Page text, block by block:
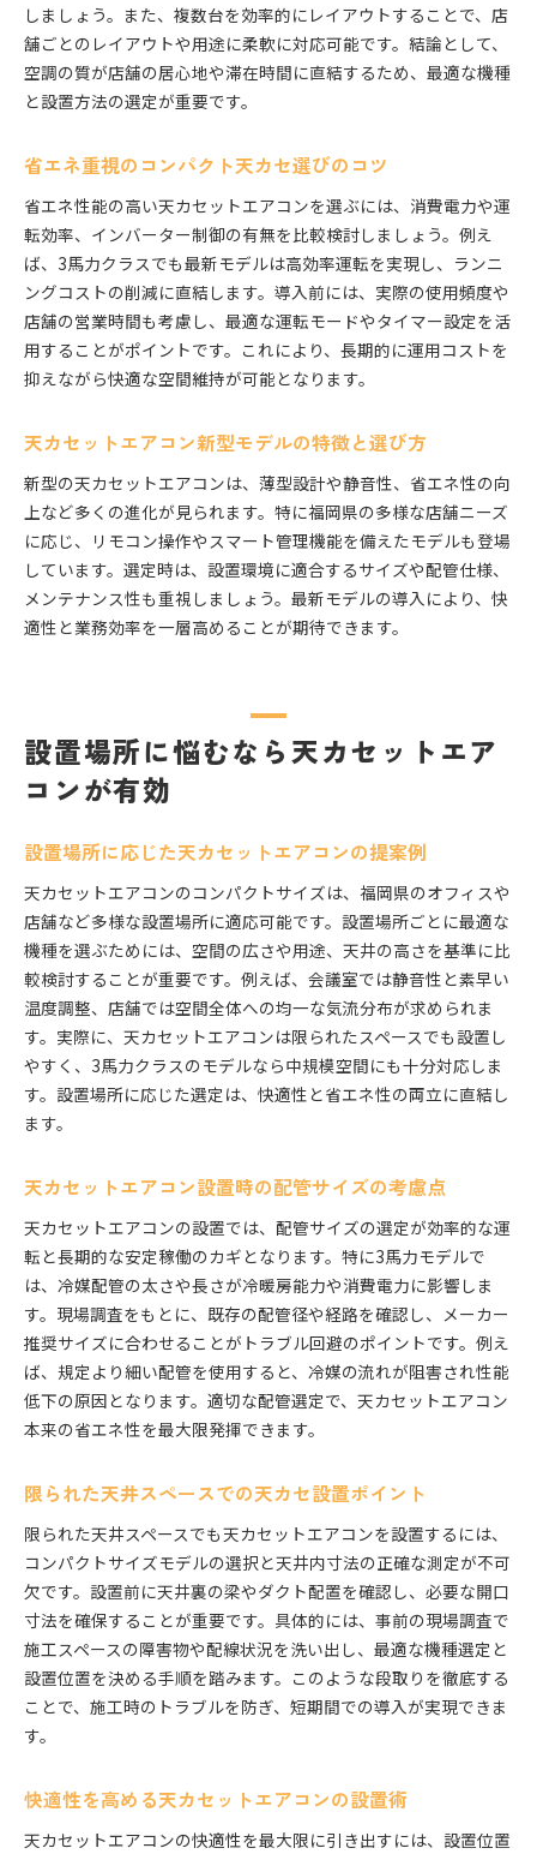
しましょう。また、複数台を効率的にレイアウトすることで、店
舗ごとのレイアウトや用途に柔軟に対応可能です。結論として、
空調の質が店舗の居心地や滞在時間に直結するため、最適な機種
と設置方法の選定が重要です。
省エネ重視のコンパクト天カセ選びのコツ
省エネ性能の高い天カセットエアコンを選ぶには、消費電力や運
転効率、インバーター制御の有無を比較検討しましょう。例え
ば、3馬力クラスでも最新モデルは高効率運転を実現し、ランニ
ングコストの削減に直結します。導入前には、実際の使用頻度や
店舗の営業時間も考慮し、最適な運転モードやタイマー設定を活
用することがポイントです。これにより、長期的に運用コストを
抑えながら快適な空間維持が可能となります。
天カセットエアコン新型モデルの特徴と選び方
新型の天カセットエアコンは、薄型設計や静音性、省エネ性の向
上など多くの進化が見られます。特に福岡県の多様な店舗ニーズ
に応じ、リモコン操作やスマート管理機能を備えたモデルも登場
しています。選定時は、設置環境に適合するサイズや配管仕様、
メンテナンス性も重視しましょう。最新モデルの導入により、快
適性と業務効率を一層高めることが期待できます。
設置場所に悩むなら天カセットエア
コンが有効
設置場所に応じた天カセットエアコンの提案例
天カセットエアコンのコンパクトサイズは、福岡県のオフィスや
店舗など多様な設置場所に適応可能です。設置場所ごとに最適な
機種を選ぶためには、空間の広さや用途、天井の高さを基準に比
較検討することが重要です。例えば、会議室では静音性と素早い
温度調整、店舗では空間全体への均一な気流分布が求められま
す。実際に、天カセットエアコンは限られたスペースでも設置し
やすく、3馬力クラスのモデルなら中規模空間にも十分対応しま
す。設置場所に応じた選定は、快適性と省エネ性の両立に直結し
ます。
天カセットエアコン設置時の配管サイズの考慮点
天カセットエアコンの設置では、配管サイズの選定が効率的な運
転と長期的な安定稼働のカギとなります。特に3馬力モデルで
は、冷媒配管の太さや長さが冷暖房能力や消費電力に影響しま
す。現場調査をもとに、既存の配管径や経路を確認し、メーカー
推奨サイズに合わせることがトラブル回避のポイントです。例え
ば、規定より細い配管を使用すると、冷媒の流れが阻害され性能
低下の原因となります。適切な配管選定で、天カセットエアコン
本来の省エネ性を最大限発揮できます。
限られた天井スペースでの天カセ設置ポイント
限られた天井スペースでも天カセットエアコンを設置するには、
コンパクトサイズモデルの選択と天井内寸法の正確な測定が不可
欠です。設置前に天井裏の梁やダクト配置を確認し、必要な開口
寸法を確保することが重要です。具体的には、事前の現場調査で
施工スペースの障害物や配線状況を洗い出し、最適な機種選定と
設置位置を決める手順を踏みます。このような段取りを徹底する
ことで、施工時のトラブルを防ぎ、短期間での導入が実現できま
す。
快適性を高める天カセットエアコンの設置術
天カセットエアコンの快適性を最大限に引き出すには、設置位置